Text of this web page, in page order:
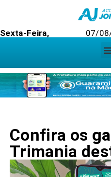
Sexta-Feira, 07/
Confira os
Trimania